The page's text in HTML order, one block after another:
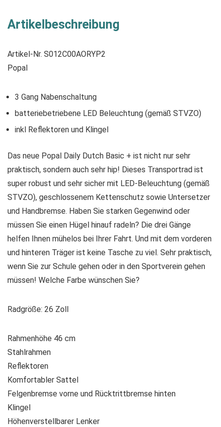
Artikelbeschreibung
Artikel-Nr. S012C00AORYP2
Popal
3 Gang Nabenschaltung
batteriebetriebene LED Beleuchtung (gemäß STVZO)
inkl Reflektoren und Klingel
Das neue Popal Daily Dutch Basic + ist nicht nur sehr
praktisch, sondern auch sehr hip! Dieses Transportrad ist
super robust und sehr sicher mit LED-Beleuchtung (gemäß
STVZO), geschlossenem Kettenschutz sowie Untersetzer
und Handbremse. Haben Sie starken Gegenwind oder
müssen Sie einen Hügel hinauf radeln? Die drei Gänge
helfen Ihnen mühelos bei Ihrer Fahrt. Und mit dem vorderen
und hinteren Träger ist keine Tasche zu viel. Sehr praktisch,
wenn Sie zur Schule gehen oder in den Sportverein gehen
müssen! Welche Farbe wünschen Sie?
Radgröße: 26 Zoll
Rahmenhöhe 46 cm
Stahlrahmen
Reflektoren
Komfortabler Sattel
Felgenbremse vorne und Rücktrittbremse hinten
Klingel
Höhenverstellbarer Lenker